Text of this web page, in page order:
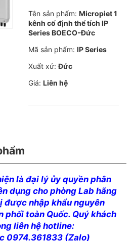
Tên sản phẩm: Micropiet 1
kênh cố định thể tích IP
Series BOECO-Đức
Mã sản phẩm: IP Series
Xuất xứ: Đức
Giá: Liên hệ
là đại lý ủy quyền phân
dụng cho phòng Lab hãng
được nhập khẩu nguyên
toàn Quốc. Quý khách
liên hệ hotline:
0974.361833 (Zalo)